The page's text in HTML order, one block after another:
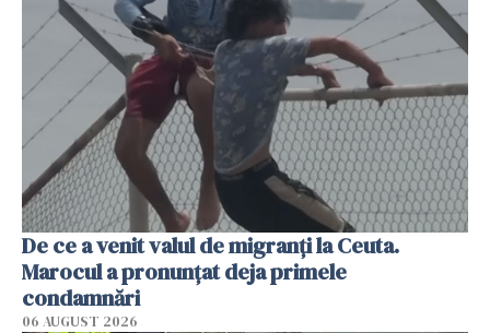
De ce a venit valul de migranți la Ceuta.
Marocul a pronunțat deja primele
condamnări
06 AUGUST 2026